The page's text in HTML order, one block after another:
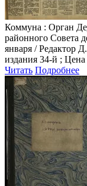
Коммуна : Орган
районного Совета
января / Редактор
издания 34-й ; Цена
Читать Подробнее